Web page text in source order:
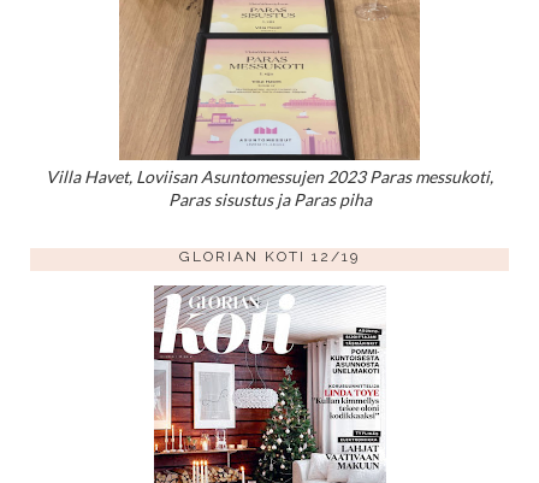
Villa Havet, Loviisan Asuntomessujen 2023 Paras messukoti,
Paras sisustus ja Paras piha
GLORIAN KOTI 12/19